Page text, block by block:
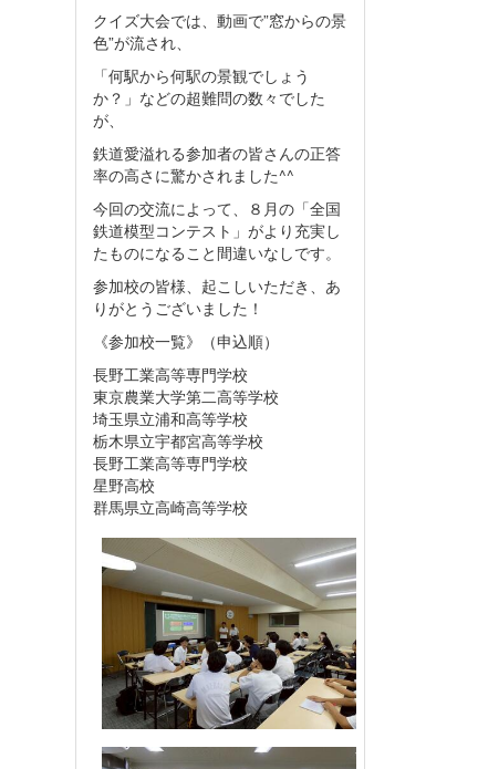
クイズ大会では、動画で”窓からの景
色”が流され、
「何駅から何駅の景観でしょう
か？」などの超難問の数々でした
が、
鉄道愛溢れる参加者の皆さんの正答
率の高さに驚かされました^^
今回の交流によって、８月の「全国
鉄道模型コンテスト」がより充実し
たものになること間違いなしです。
参加校の皆様、起こしいただき、あ
りがとうございました！
《参加校一覧》（申込順）
長野工業高等専門学校
東京農業大学第二高等学校
埼玉県立浦和高等学校
栃木県立宇都宮高等学校
長野工業高等専門学校
星野高校
群馬県立高崎高等学校